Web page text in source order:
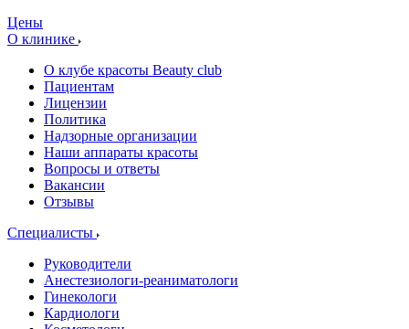
Цены
О клинике
О клубе красоты Beauty club
Пациентам
Лицензии
Политика
Надзорные организации
Наши аппараты красоты
Вопросы и ответы
Вакансии
Отзывы
Специалисты
Руководители
Анестезиологи-реаниматологи
Гинекологи
Кардиологи